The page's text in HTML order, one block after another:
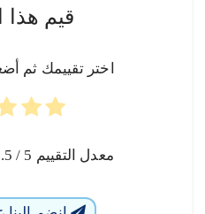
قيم هذا
اختر تقييمك ثم
معدل التقييم 5 / 5. عدد الأصوات: